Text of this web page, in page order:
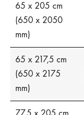
65 x 205 cm
(650 x 2050
mm)
65 x 217,5 cm
(650 x 2175
mm)